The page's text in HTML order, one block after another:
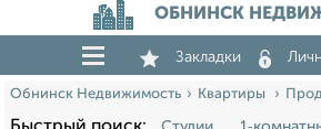
ОБНИНСК
Закладки
Обнинск Недвижимость Квартиры